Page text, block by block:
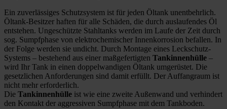
Ein zuverlässiges Schutzsystem ist für jeden Öltank unentbehrlich.
Öltank-Besitzer haften für alle Schäden, die durch auslaufendes Öl
entstehen. Ungeschützte Stahltanks werden im Laufe der Zeit durch
sog. Sumpfphase von elektrochemischer Innenkorrosion befallen. In
der Folge werden sie undicht. Durch Montage eines Leckschutz-
Systems – bestehend aus einer maßgefertigten Tankinnenhülle –
wird Ihr Tank in einen doppelwandigen Öltank umgerüstet. Die
gesetzlichen Anforderungen sind damit erfüllt. Der Auffangraum ist
nicht mehr erforderlich.
Die Tankinnenhülle ist wie eine zweite Außenwand und verhindert
den Kontakt der aggressiven Sumpfphase mit dem Tankboden.